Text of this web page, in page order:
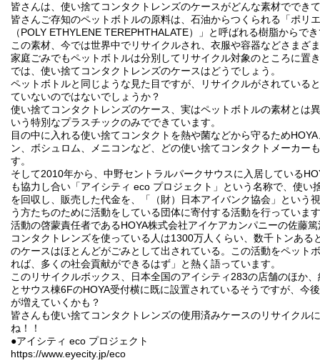
皆さんは、使い捨てコンタクトレンズのケースがどんな素材ででき
皆さんご存知のペットボトルの原料は、石油からつくられる「ポリ
（POLY ETHYLENE TEREPHTHALATE）」と呼ばれる樹脂からで
この素材、今では世界中でリサイクルされ、衣服や容器などさまざ
家庭ごみでもペットボトルは分別してリサイクル対象のところに置
では、使い捨てコンタクトレンズのケースはどうでしょう。
ペットボトルと同じような見た目ですが、リサイクルがされている
ていないのではないでしょうか？
使い捨てコンタクトレンズのケース、実はペットボトルの素材とは
いう特別なプラスチックのみでできています。
目の中に入れる使い捨てコンタクトを熱や菌などから守るため
ン、ボシュロム、メニコンなど、どの使い捨てコンタクトメーカー
す。
そして2010年から、中野セントラルパークサウスに入居している
も協力し合い「アイシティ eco プロジェクト」という名称で、使い
を回収し、販売した代金を、「（財）日本アイバンク協会」という
う方たちのために活動をしている団体に寄付する活動を行っていま
活動の啓蒙責任者であるHOYA株式会社アイケアカンパニーの佐藤
コンタクトレンズを使っている人は1300万人くらい、数千トンある
のケースはほとんどがごみとして出されている。この活動をペット
れば、多くの社会貢献ができるはず」と熱く語っています。
このリサイクルボックス、日本全国のアイシティ283の店舗のほか
とサウス棟6FのHOYA受付横に既に設置されているそうですが、今
が増えていくかも？
皆さんも使い捨てコンタクトレンズの使用済みケースのリサイクル
ね！！
●アイシティ eco プロジェクト
https://www.eyecity.jp/eco